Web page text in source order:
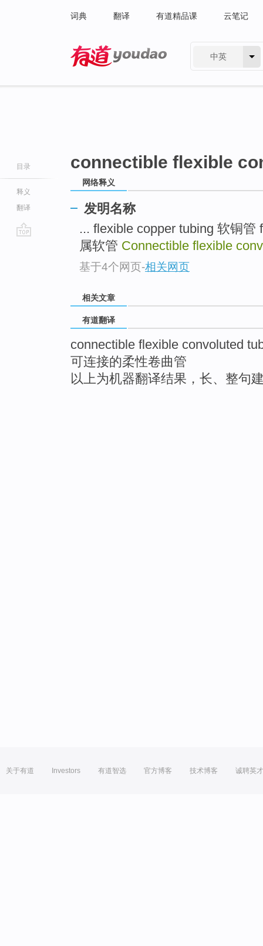
词典 翻译 有道精品课 云笔记
中英
目录
释义
翻译
connectible flexible
网络释义
发明名称
... flexible copper tubing 软铜
属软管 Connectible flexible
基于4个网页-相关网页
相关文章
有道翻译
connectible flexible convoluted
可连接的柔性卷曲管
以上为机器翻译结果，长、整句
关于有道 Investors 有道智选 官方博客 技术博客 诚聘英才